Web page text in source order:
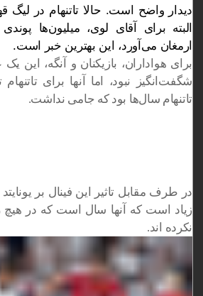
دیدار واضح است. حالا تاتنهام در لیگ
البته برای آقای لوی، میلیون‌ها پوندی
ارمغان می‌آورد، این بهترین خبر است.
برای هواداران، بازیکنان و آنگه، این یک
شگفت‌انگیز نبود، اما آنها برای تاتنهام
تاتنهام سال‌ها بود که جامی نداشت.
در طرف مقابل تاثیر این فینال بر یونایتد
زیاد است که آنها سال است که در هیچ
نکرده اند.